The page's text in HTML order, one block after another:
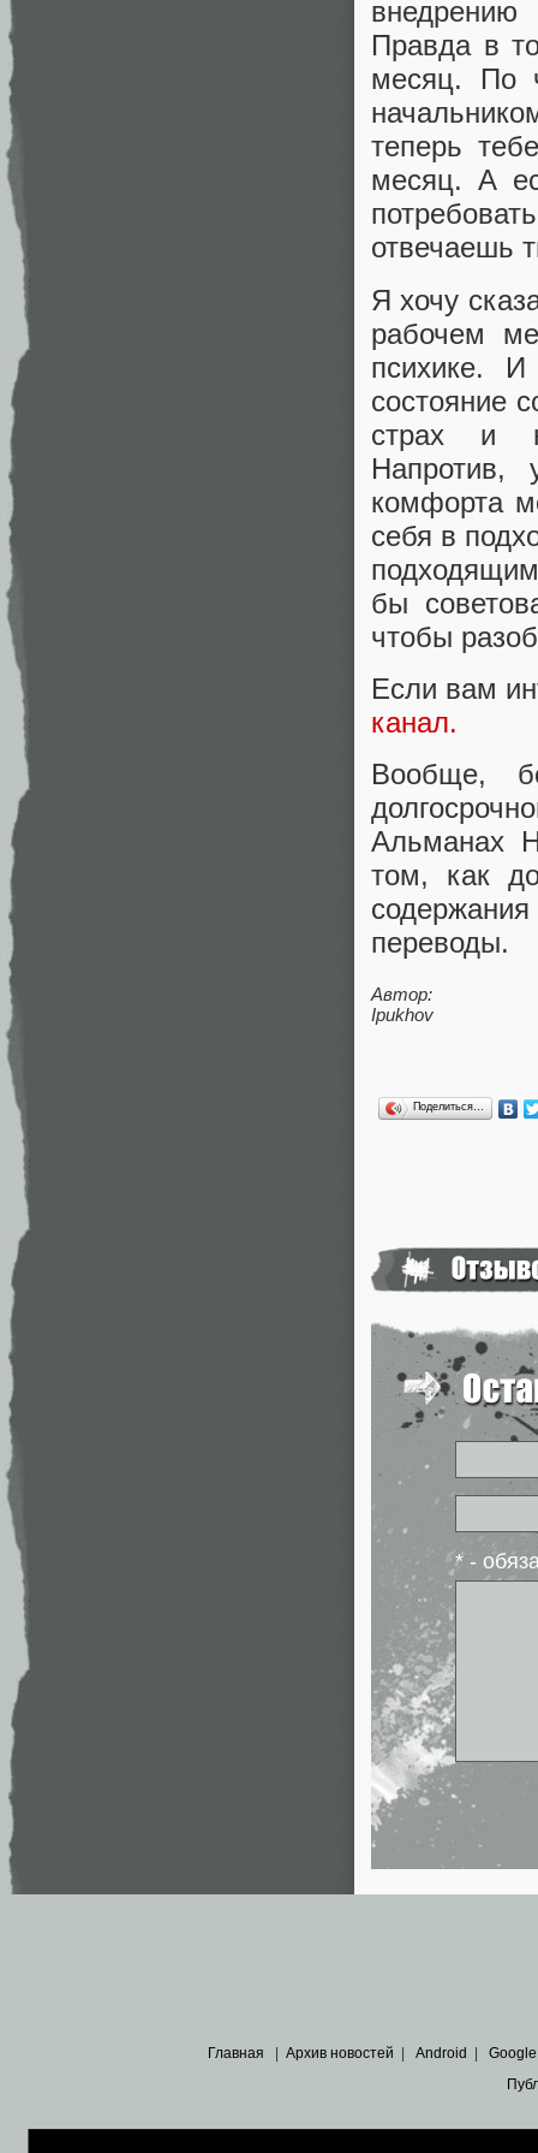
Правда в
месяц. По
теперь
месяц. А
отвечаешь
Я хочу
рабочем
психике.
состояние
страх и
Напротив,
комфорта
себя в
бы
чтобы
Если вам
канал.
Вообще,
Альманах
том, как
переводы.
Автор:
Ipukhov
Поделиться…
* -
Главная | Архив новостей | Android | Google